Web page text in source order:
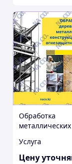
Обработка
металлических
огнезащитным
составом
Услуга
Цену